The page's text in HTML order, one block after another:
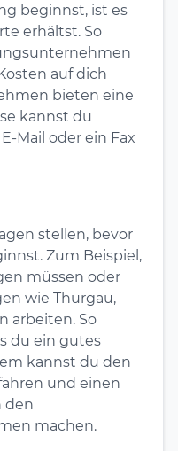
beginnst, ist es
erhältst. So
auf dich
bieten eine
kannst du
Mail oder ein Fax
stellen, bevor
Zum Beispiel,
müssen oder
wie Thurgau,
arbeiten. So
du ein gutes
kannst du den
und einen
den
machen.